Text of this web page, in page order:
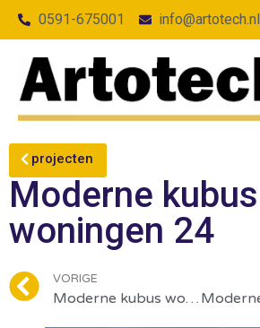
0591-675001 info@artotech.nl
projecten
Moderne kubus
woningen 24
VORIGE
Moderne kubus woningen 25